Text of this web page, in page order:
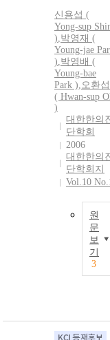
신용섭 (
Yong-sup
),박영재 (
Young-jae
),박영배 (
Young-bae
Park ),오환섭
( Hwan-sup
)
대한한의
단학회
2006
대한한의
단학회지
Vol.10
원
문
보
기
3